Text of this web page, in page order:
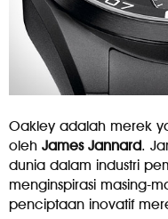
Oakley adalah merek
oleh James Jannard.
dunia dalam industri
menginspirasi masing-
penciptaan inovatif